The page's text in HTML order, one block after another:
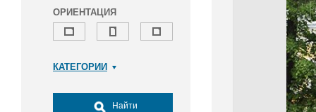
ОРИЕНТАЦИЯ
КАТЕГОРИИ
Досуг, туризм и отдых
Найти